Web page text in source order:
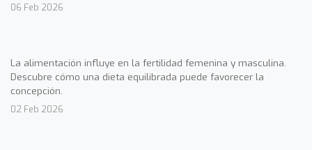
06 Feb 2026
La alimentación influye en la fertilidad femenina y masculina.
Descubre cómo una dieta equilibrada puede favorecer la
concepción.
02 Feb 2026